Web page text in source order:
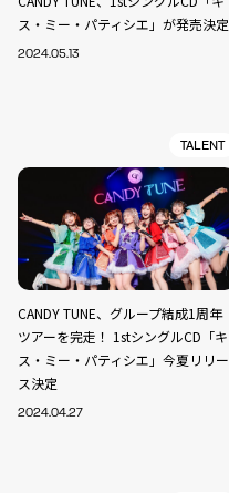
ス・ミー・パティシエ」が発売決定
2024.05.13
TALENT
CANDY TUNE、グループ結成1周年
ツアーを完走！ 1stシングルCD「キ
ス・ミー・パティシエ」今夏リリー
ス決定
2024.04.27